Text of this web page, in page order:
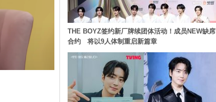
THE BOYZ签约新厂牌续团体活动！成员NEW缺席
合约 将以9人体制重启新篇章